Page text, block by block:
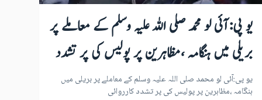
یو پی:آئی لو محمد صلی اللہ علیہ وسلم کے معاملے پر
بریلی میں ہنگامہ ،مظاہرین پر پولیس کی پر تشدد
کارروائی
یو پی:آئی لو محمد صلی اللہ علیہ وسلم کے معاملے پر بریلی میں
ہنگامہ ،مظاہرین پر پولیس کی پر تشدد کارروائی